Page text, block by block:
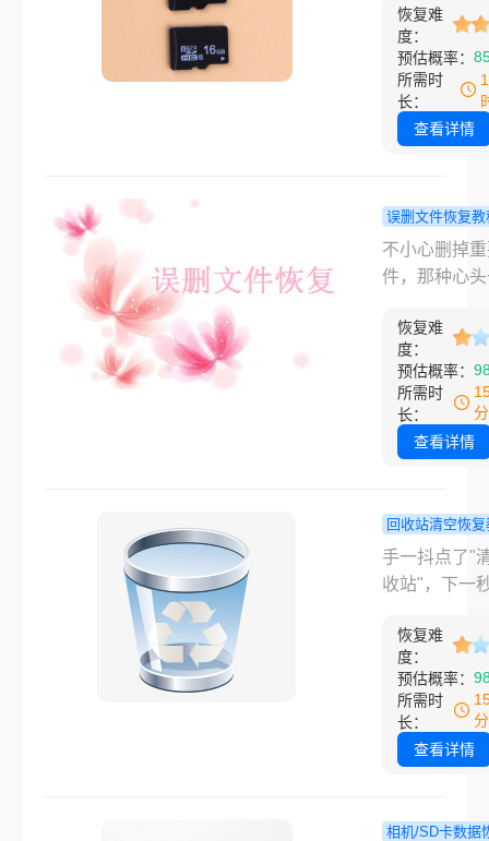
恢复呢？本
您介绍几种
方法来恢复
卡上误删的
并尽可能详
明操作步骤
靠谱！
件，或者由
原因导致视
变得不可见
种情况下，
机sd卡视频
提供一份详
南，帮助您
藏的相机SD
频。
恢复难
度：
预估概率：
所需时
长：
查看详情
误删文件恢复教
掉的文件还
原吗？手把
置！
不小心删掉
件，那种心
该都体会过
是手滑删掉
文档，还是
收站之后才
面还有要用
文件怎么能
原来，其实
于你发现误
盘里存新东
只要原来的
没被覆盖，
希望就不小
文章按从简
杂的顺序，
楚，覆盖误
恢复难
度：
预估概率：
所需时
长：
查看详情
回收站清空恢
回收站清空
能找回来吗
的办法！
手一抖点了"
收站"，下一
的项目方案
种事我真的
不止一次。
遇到这种情
反应是慌，
如何找回这
恢复难
度：
预估概率：
所需时
长：
查看详情
相机/SD卡数据